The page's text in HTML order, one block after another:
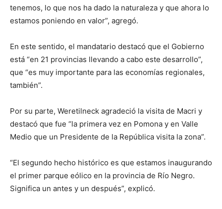
tenemos, lo que nos ha dado la naturaleza y que ahora lo
estamos poniendo en valor”, agregó.
En este sentido, el mandatario destacó que el Gobierno
está “en 21 provincias llevando a cabo este desarrollo”,
que “es muy importante para las economías regionales,
también”.
Por su parte, Weretilneck agradeció la visita de Macri y
destacó que fue “la primera vez en Pomona y en Valle
Medio que un Presidente de la República visita la zona”.
“El segundo hecho histórico es que estamos inaugurando
el primer parque eólico en la provincia de Río Negro.
Significa un antes y un después”, explicó.